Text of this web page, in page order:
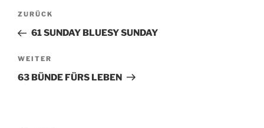
Beitragsnavigation
Vorheriger
Beitrag
ZURÜCK
61 SUNDAY BLUESY SUNDAY
Nächster
Beitrag
WEITER
63 BÜNDE FÜRS LEBEN